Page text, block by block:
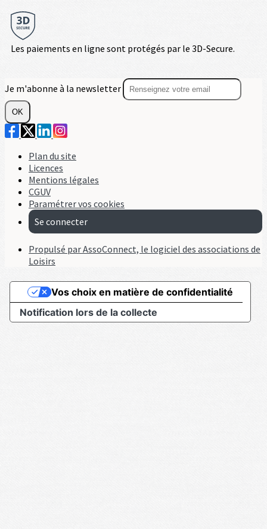
Les paiements en ligne sont protégés par le 3D-Secure.
Je m'abonne à la newsletter
OK
Plan du site
Licences
Mentions légales
CGUV
Paramétrer vos cookies
Se connecter
Propulsé par AssoConnect, le logiciel des associations de
Loisirs
Notification lors de la collecte
Vos choix en matière de confidentialité